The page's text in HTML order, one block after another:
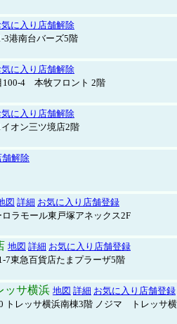
気に入り店舗解除
3港南台バーズ5階
気に入り店舗解除
100-4 本牧フロント 2階
気に入り店舗解除
オン三ツ境店2階
舗解除
図 詳細 お気に入り店舗登録
ラモール東戸塚アネックス2F
地図 詳細 お気に入り店舗登録
7東急百貨店たまプラーザ5階
ッサ横浜 地図 詳細 お気に入り店舗登録
トレッサ横浜南棟3階 ノジマ トレッサ